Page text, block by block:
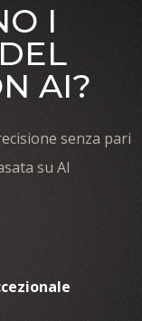
I
AI?
senza pari
su AI